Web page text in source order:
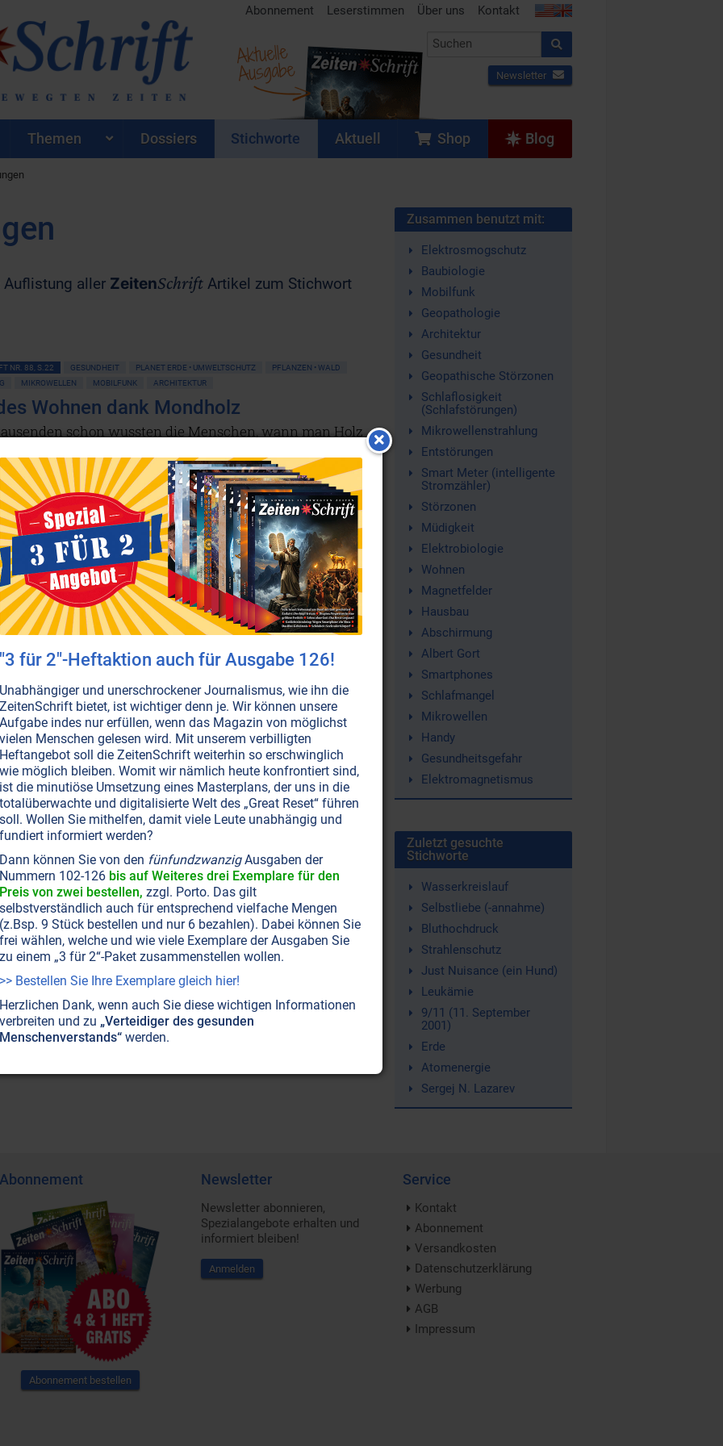
Abonnement Leserstimmen Über uns Kontakt
Newsletter
Aktuelle
Ausgabe
Themen Dossiers Stichworte Aktuell Shop Blog
Auflistung aller ZeitenSchrift Artikel zum Stichwort
NR. 88, S.22 GESUNDHEIT PLANET ERDE • UMWELTSCHUTZ
PFLANZEN • WALD
MIKROWELLEN MOBILFUNK ARCHITEKTUR
Wohnen dank Mondholz
schon wussten die Menschen, wann man Holz
damit es Jahrhunderte überdauern kann. Das in
geratene Geheimnis des Mondholzes hat die
erst vor wenigen Jahren entschlüsselt. So kann man
Holzhäuser bauen, die enorm widerstandsfähig und
sind. Sie bieten zudem ein gesundes Wohnklima
die Mobilfunkstrahlung ab.Weiterlesen...
ARCHITEKTUR
Traumhaus zum Alptraum wird
Werk teils massiv aufmagnetisiert, durch diverse
durch Lagerung und Transport. Seither
Schlaf nur noch träumen.
MIKROWELLEN MOBILFUNK
träumen kann
gehören inzwischen zu den wichtigsten Ursachen
hilft Albert Gort betroffenen Menschen dabei, solch
Wir haben mit dem Experten gesprochen.
Zusammen benutzt mit:
Elektrosmogschutz
Baubiologie
Mobilfunk
Geopathologie
Architektur
Gesundheit
Geopathische Störzonen
Schlaflosigkeit
(Schlafstörungen)
Mikrowellenstrahlung
Entstörungen
Smart Meter (intelligente
Stromzähler)
Störzonen
Müdigkeit
Elektrobiologie
Wohnen
Magnetfelder
Hausbau
Abschirmung
Albert Gort
Smartphones
Schlafmangel
Mikrowellen
Handy
Gesundheitsgefahr
Elektromagnetismus
Zuletzt gesuchte
Stichworte
Wasserkreislauf
Selbstliebe (-annahme)
Bluthochdruck
Strahlenschutz
Just Nuisance (ein Hund)
Leukämie
9/11 (11. September
2001)
Erde
Atomenergie
Sergej N. Lazarev
Abonnement
Abonnement bestellen
Newsletter
Newsletter abonnieren,
Spezialangebote erhalten und
informiert bleiben!
Anmelden
Service
Kontakt
Abonnement
Versandkosten
Datenschutzerklärung
Werbung
AGB
Impressum
"3 für 2"-Heftaktion auch für Ausgabe 126!
Unabhängiger und unerschrockener Journalismus, wie ihn die
ZeitenSchrift bietet, ist wichtiger denn je. Wir können unsere
Aufgabe indes nur erfüllen, wenn das Magazin von möglichst
vielen Menschen gelesen wird. Mit unserem verbilligten
Heftangebot soll die ZeitenSchrift weiterhin so erschwinglich
wie möglich bleiben. Womit wir nämlich heute konfrontiert sind,
ist die minutiöse Umsetzung eines Masterplans, der uns in die
totalüberwachte und digitalisierte Welt des „Great Reset“ führen
soll. Wollen Sie mithelfen, damit viele Leute unabhängig und
fundiert informiert werden?
Dann können Sie von den fünfundzwanzigAusgaben der
Nummern 102-126 bis auf Weiteres drei Exemplare für den
Preis von zwei bestellen, zzgl. Porto. Das gilt
selbstverständlich auch für entsprechend vielfache Mengen
(z.Bsp. 9 Stück bestellen und nur 6 bezahlen). Dabei können Sie
frei wählen, welche und wie viele Exemplare der Ausgaben Sie
zu einem „3 für 2“-Paket zusammenstellen wollen.
>> Bestellen Sie Ihre Exemplare gleich hier!
Herzlichen Dank, wenn auch Sie diese wichtigen Informationen
verbreiten und zu „Verteidiger des gesunden
Menschenverstands“werden.